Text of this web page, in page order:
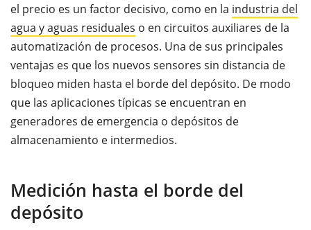
el precio es un factor decisivo, como en la industria del
agua y aguas residuales o en circuitos auxiliares de la
automatización de procesos. Una de sus principales
ventajas es que los nuevos sensores sin distancia de
bloqueo miden hasta el borde del depósito. De modo
que las aplicaciones típicas se encuentran en
generadores de emergencia o depósitos de
almacenamiento e intermedios.
Medición hasta el borde del
depósito